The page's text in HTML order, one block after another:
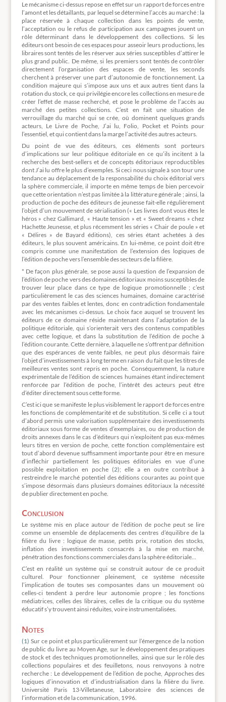
Le mécanisme ci-dessus repose en effet sur un rapport de forces entre
l’amont et les détaillants, par lequel se détermine l’accès au marché : la
place réservée à chaque collection dans les points de vente,
l’acceptation ou le refus de participation aux campagnes jouent un
rôle déterminant dans le développement des collections. Si les
éditeurs ont besoin de ces espaces pour asseoir leurs productions, les
libraires sont tentés de les réserver aux séries susceptibles d’attirer le
plus grand public. De même, si les premiers sont tentés de contrôler
directement l’organisation des espaces de vente, les seconds
cherchent à préserver une part d’autonomie de fonctionnement. La
condition majeure qui s’impose aux uns et aux autres tient dans la
rotation du stock, ce qui privilégie encore les collections en mesure de
créer l’effet de masse recherché, et pose le problème de l’accès au
marché des petites collections. C’est en fait une situation de
verrouillage du marché qui se crée, où dominent quelques grands
acteurs, Le Livre de Poche, J’ai lu, Folio, Pocket et Points pour
l’essentiel, et qui contient dans la marge l’activité des autres acteurs.
Du point de vue des éditeurs, ces éléments sont porteurs
d’implications sur leur politique éditoriale en ce qu’ils incitent à la
recherche des best-sellers et de concepts éditoriaux reproductibles
dont J’ai lu offre le plus d’exemples. Si ceci nous signale à son tour une
tendance au déplacement de la responsabilité du choix éditorial vers
la sphère commerciale, il importe en même temps de bien percevoir
que cette orientation n’est pas limitée à la littérature générale ; ainsi, la
production de poche des éditeurs de jeunesse fait-elle régulièrement
l’objet d’un mouvement de sérialisation (« Les livres dont vous êtes le
héros » chez Gallimard, « Haute tension » et « Sweet dreams » chez
Hachette Jeunesse, et plus récemment les séries « Chair de poule » et
« Délires » de Bayard éditions), ces séries étant achetées à des
éditeurs, le plus souvent américains. En lui-même, ce point doit être
compris comme une manifestation de l’extension des logiques de
l’édition de poche vers l’ensemble des secteurs de la filière.
* De façon plus générale, se pose aussi la question de l’expansion de
l’édition de poche vers des domaines éditoriaux moins susceptibles de
trouver leur place dans ce type de logique promotionnelle ; c’est
particulièrement le cas des sciences humaines, domaine caractérisé
par des ventes faibles et lentes, donc en contradiction fondamentale
avec les mécanismes ci-dessus. Le choix face auquel se trouvent les
éditeurs de ce domaine réside maintenant dans l’adaptation de la
politique éditoriale, qui s’orienterait vers des contenus compatibles
avec cette logique, et dans la substitution de l’édition de poche à
l’édition courante. Cette dernière, à laquelle ne s’offrent par définition
que des espérances de vente faibles, ne peut plus désormais faire
l’objet d’investissements à long terme en raison du fait que les titres de
meilleures ventes sont repris en poche. Conséquemment, la nature
expérimentale de l’édition de sciences humaines étant indirectement
renforcée par l’édition de poche, l’intérêt des acteurs peut être
d’éditer directement sous cette forme.
C’est ici que se manifeste le plus visiblement le rapport de forces entre
les fonctions de complémentarité et de substitution. Si celle ci a tout
d’abord permis une valorisation supplémentaire des investissements
éditoriaux sous forme de ventes d’exemplaires, ou de production de
droits annexes dans le cas d’éditeurs qui n’exploitent pas eux-mêmes
leurs titres en version de poche, cette fonction complémentaire est
tout d’abord devenue suffisamment importante pour être en mesure
d’infléchir partiellement les politiques éditoriales en vue d’une
possible exploitation en poche (2); elle a en outre contribué à
restreindre le marché potentiel des éditions courantes au point que
s’impose désormais dans plusieurs domaines éditoriaux la nécessité
de publier directement en poche.
Conclusion
Le système mis en place autour de l’édition de poche peut se lire
comme un ensemble de déplacements des centres d’équilibre de la
filière du livre : logique de masse, petits prix, rotation des stocks,
inflation des investissements consacrés à la mise en marché,
pénétration des fonctions commerciales dans la sphère éditoriale…
C’est en réalité un système qui se construit autour de ce produit
culturel. Pour fonctionner pleinement, ce système nécessite
l’implication de toutes ses composantes dans un mouvement où
celles-ci tendent à perdre leur autonomie propre ; les fonctions
médiatrices, celles des libraires, celles de la critique ou du système
éducatif s’y trouvent ainsi réduites, voire instrumentalisées.
Notes
(1) Sur ce point et plus particulièrement sur l’émergence de la notion
de public du livre au Moyen Age, sur le développement des pratiques
de stock et des techniques promotionnelles, ainsi que sur le rôle des
collections populaires et des feuilletons, nous renvoyons à notre
recherche : Le développement de l’édition de poche, Approches des
logiques d’innovation et d’industrialisation dans la filière du livre.
Université Paris 13-Villetaneuse, Laboratoire des sciences de
l’information et de la communication, 1996.